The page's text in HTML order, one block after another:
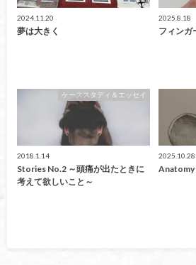
2024.11.20
夢は大きく
2025.8.18
フィンガ
ケーススタディ＆エッセイ
2018.1.14
Stories No.2 ～頭痛が出たときに
考えて欲しいこと～
2025.10.28
Anatomy